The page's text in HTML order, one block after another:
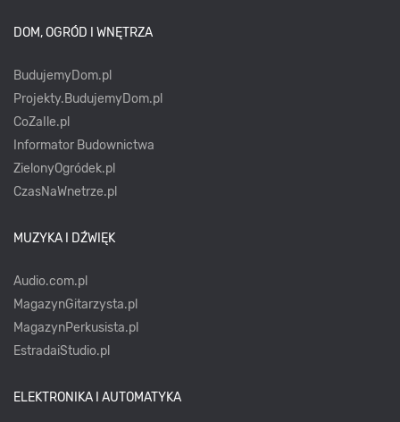
DOM, OGRÓD I WNĘTRZA
BudujemyDom.pl
Projekty.BudujemyDom.pl
CoZaIle.pl
Informator Budownictwa
ZielonyOgródek.pl
CzasNaWnetrze.pl
MUZYKA I DŹWIĘK
Audio.com.pl
MagazynGitarzysta.pl
MagazynPerkusista.pl
EstradaiStudio.pl
ELEKTRONIKA I AUTOMATYKA